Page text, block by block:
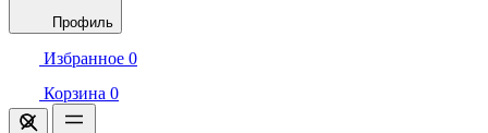
Профиль
Избранное 0
Корзина 0